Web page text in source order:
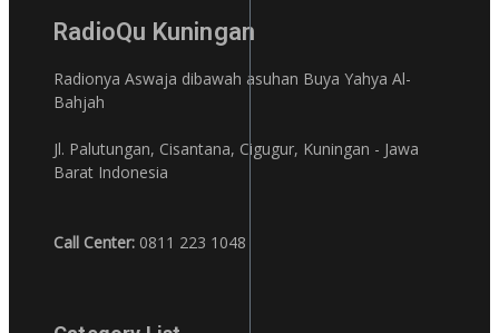
RadioQu Kuningan
Radionya Aswaja dibawah asuhan Buya Yahya Al-
Bahjah
Jl. Palutungan, Cisantana, Cigugur, Kuningan - Jawa
Barat Indonesia
Call Center: 0811 223 1048